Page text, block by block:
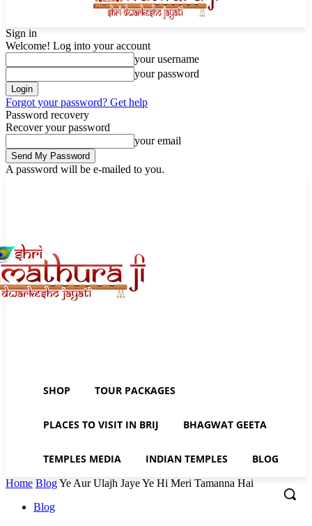
Sign in
Welcome! Log into your account
your username
your password
Forgot your password? Get help
Password recovery
Recover your password
your email
A password will be e-mailed to you.
SHOP TOUR PACKAGES
PLACES TO VISIT IN BRIJ BHAGWAT GEETA
TEMPLES MEDIA INDIAN TEMPLES BLOG
Home BlogYe Aur Ulajh Jaye Ye Hi Meri Tamanna Hai
Blog